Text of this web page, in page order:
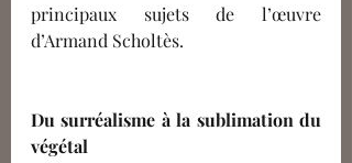
principaux sujets de l’œuvre
d’Armand Scholtès.
Du surréalisme à la sublimation du
végétal